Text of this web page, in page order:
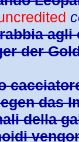
agli
der
das
della